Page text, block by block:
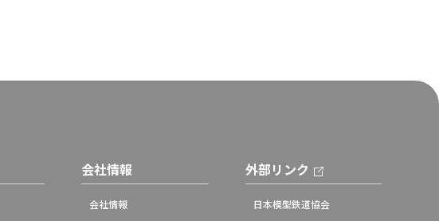
会社情報
会社情報
外部リンク
日本模型鉄道協会